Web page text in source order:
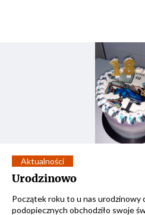
Aktualności
Urodzinowo
Początek roku to u nas urodzinowy
podopiecznych obchodziło swoje